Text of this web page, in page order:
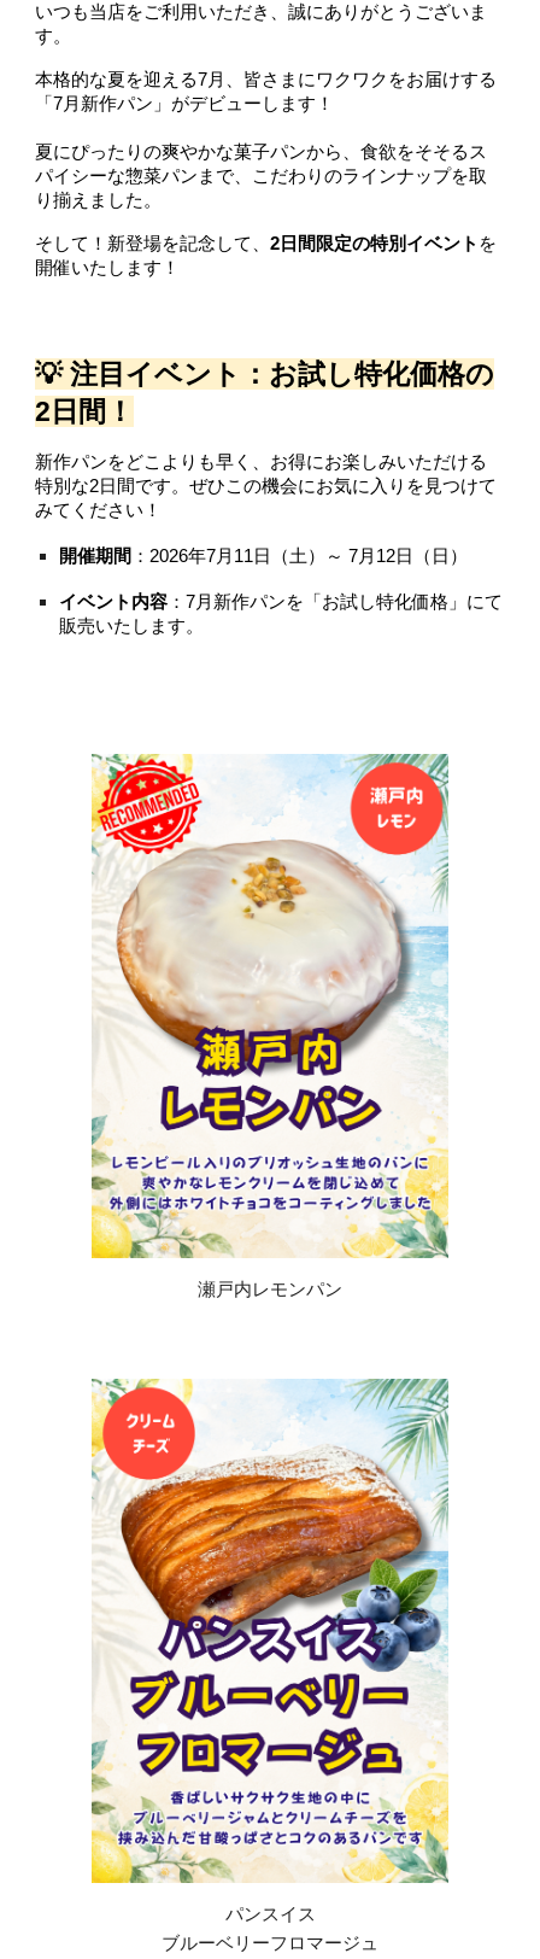
いつも当店をご利用いただき、誠にありがとうございま
す。
本格的な夏を迎える7月、皆さまにワクワクをお届けする
「7月新作パン」がデビューします！
夏にぴったりの爽やかな菓子パンから、食欲をそそるス
パイシーな惣菜パンまで、こだわりのラインナップを取
り揃えました。
そして！新登場を記念して、2日間限定の特別イベント を
開催いたします！
💡 注目イベント：お試し特化価格の
2日間！
新作パンをどこよりも早く、お得にお楽しみいただける
特別な2日間です。ぜひこの機会にお気に入りを見つけて
みてください！
開催期間 ：2026年7月11日（土）～ 7月12日（日）
イベント内容 ：7月新作パンを「お試し特化価格」にて
販売いたします。
瀬戸内レモンパン
パンスイス
ブルーベリーフロマージュ